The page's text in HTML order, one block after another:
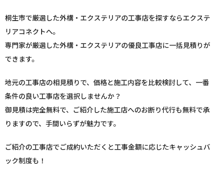
桐生市で厳選した外構・エクステリアの工事店を探すならエクステ
リアコネクトへ。
専門家が厳選した外構・エクステリアの優良工事店に一括見積りが
できます。
地元の工事店の相見積りで、価格と施工内容を比較検討して、一番
条件の良い工事店を選択しませんか？
御見積は完全無料で、ご紹介した施工店へのお断り代行も無料で承
りますので、手間いらずが魅力です。
ご紹介の工事店でご成約いただくと工事金額に応じたキャッシュバ
ック制度も！